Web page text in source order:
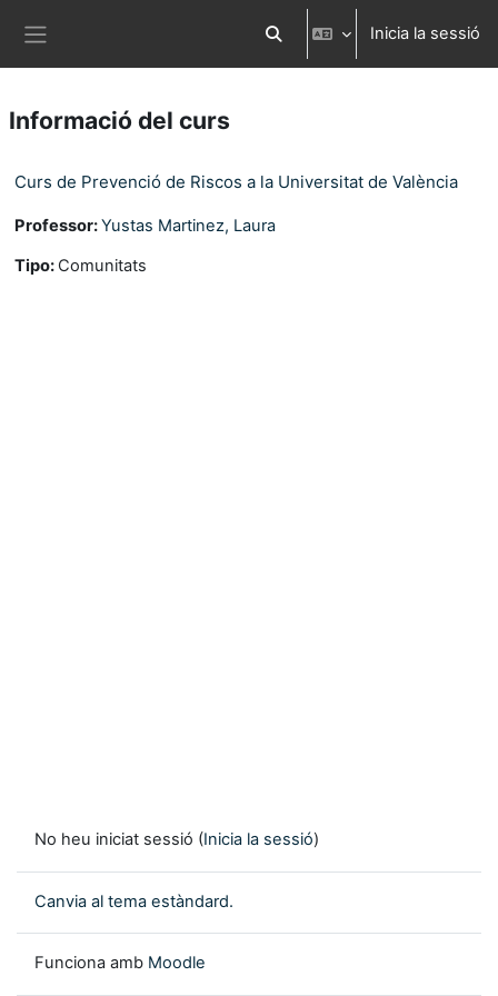
Commuta l'entrada de la cerca
Inicia la sessió
Informació del curs
Curs de Prevenció de Riscos a la Universitat de València
Professor:Yustas Martinez, Laura
Tipo: Comunitats
No heu iniciat sessió (Inicia la sessió)
Canvia al tema estàndard.
Funciona amb Moodle